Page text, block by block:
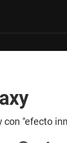
con "efecto